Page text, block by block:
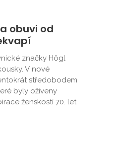
obuvi od
značky Högl
V nové
středobodem
byly oživeny
ženskostí 70. let